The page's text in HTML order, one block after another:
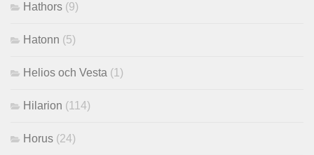
Hathors (9)
Hatonn (5)
Helios och Vesta (1)
Hilarion (114)
Horus (24)